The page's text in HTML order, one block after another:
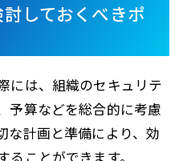
しておくべきポ
には、組織のセキュリテ
予算などを総合的に考慮
な計画と準備により、効